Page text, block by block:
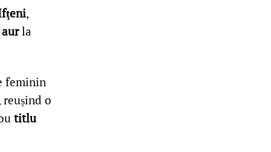
,
la
feminin
o
titlu